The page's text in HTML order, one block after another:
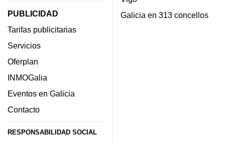
PUBLICIDAD
Tarifas publicitarias
Servicios
Oferplan
INMOGalia
Eventos en Galicia
Contacto
RESPONSABILIDAD SOCIAL
Galicia en 313 concellos